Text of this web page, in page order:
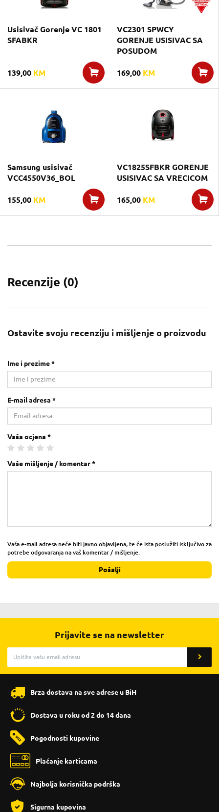
Usisivač Gorenje VC 1801
SFABKR
139,00 KM
VC2301 SPWCY
GORENJE USISIVAC SA
POSUDOM
169,00 KM
Samsung usisivač
VCC4550V36_BOL
155,00 KM
VC1825SFBKR GORENJE
USISIVAC SA VRECICOM
165,00 KM
Recenzije (0)
Ostavite svoju recenziju i mišljenje o proizvodu
Ime i prezime *
E-mail adresa *
Vaša ocjena *
Vaše mišljenje / komentar *
Vaša e-mail adresa neće biti javno objavljena, te će ista poslužiti isključivo za
potrebe odgovaranja na vaš komentar / mišljenje.
Pošalji
Prijavite se na newsletter
Brza dostava na sve adrese u BiH
Dostava u roku od 2 do 14 dana
Pogodnosti kupovine
Plaćanje karticama
Najbolja korisnička podrška
Sigurna kupovina